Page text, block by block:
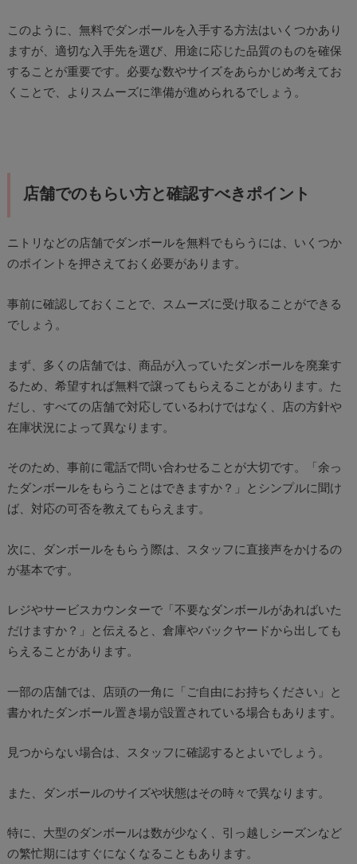
このように、無料でダンボールを入手する方法はいくつかあり
ますが、適切な入手先を選び、用途に応じた品質のものを確保
することが重要です。必要な数やサイズをあらかじめ考えてお
くことで、よりスムーズに準備が進められるでしょう。
店舗でのもらい方と確認すべきポイント
ニトリなどの店舗でダンボールを無料でもらうには、いくつか
のポイントを押さえておく必要があります。
事前に確認しておくことで、スムーズに受け取ることができる
でしょう。
まず、多くの店舗では、商品が入っていたダンボールを廃棄す
るため、希望すれば無料で譲ってもらえることがあります。た
だし、すべての店舗で対応しているわけではなく、店の方針や
在庫状況によって異なります。
そのため、事前に電話で問い合わせることが大切です。「余っ
たダンボールをもらうことはできますか？」とシンプルに聞け
ば、対応の可否を教えてもらえます。
次に、ダンボールをもらう際は、スタッフに直接声をかけるの
が基本です。
レジやサービスカウンターで「不要なダンボールがあればいた
だけますか？」と伝えると、倉庫やバックヤードから出しても
らえることがあります。
一部の店舗では、店頭の一角に「ご自由にお持ちください」と
書かれたダンボール置き場が設置されている場合もあります。
見つからない場合は、スタッフに確認するとよいでしょう。
また、ダンボールのサイズや状態はその時々で異なります。
特に、大型のダンボールは数が少なく、引っ越しシーズンなど
の繁忙期にはすぐになくなることもあります。